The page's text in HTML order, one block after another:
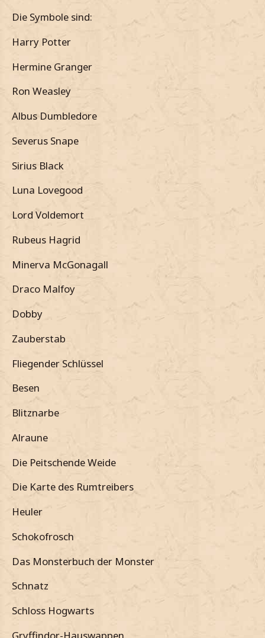
Die Symbole sind:
Harry Potter
Hermine Granger
Ron Weasley
Albus Dumbledore
Severus Snape
Sirius Black
Luna Lovegood
Lord Voldemort
Rubeus Hagrid
Minerva McGonagall
Draco Malfoy
Dobby
Zauberstab
Fliegender Schlüssel
Besen
Blitznarbe
Alraune
Die Peitschende Weide
Die Karte des Rumtreibers
Heuler
Schokofrosch
Das Monsterbuch der Monster
Schnatz
Schloss Hogwarts
Gryffindor-Hauswappen